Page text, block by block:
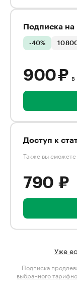
Подписка на
-40% 10
900 ₽ в
Доступ к
Также вы сможете
790 ₽
Уже
Подписка
выбранного